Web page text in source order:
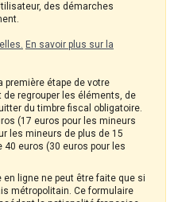
des démarches
En savoir plus sur la
première étape de votre
de regrouper les éléments, de
du timbre fiscal obligatoire.
(17 euros pour les mineurs
les mineurs de plus de 15
euros (30 euros pour les
en ligne ne peut être faite que si
métropolitain. Ce formulaire